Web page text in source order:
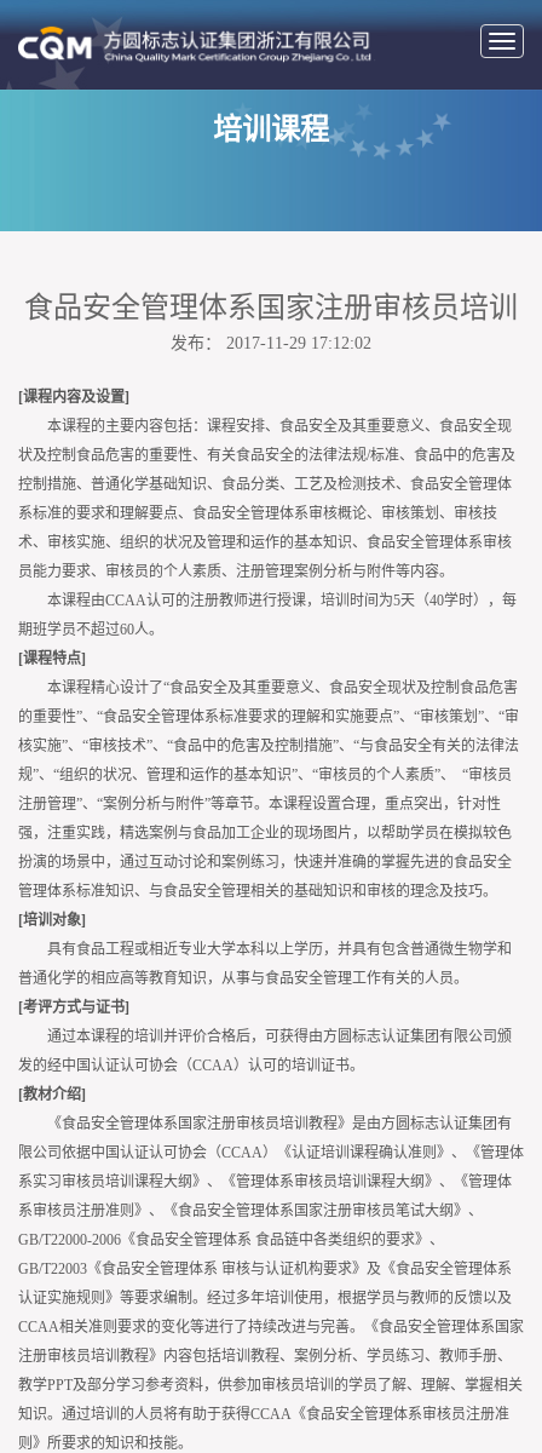
切
培训课程
食品安全管理体系国家注册审核员培训
发布： 2017-11-29 17:12:02
[课程内容及设置]
本课程的主要内容包括：课程安排、食品安全及其重要意义、食品安全现
状及控制食品危害的重要性、有关食品安全的法律法规/标准、食品中的危害及
控制措施、普通化学基础知识、食品分类、工艺及检测技术、食品安全管理体
系标准的要求和理解要点、食品安全管理体系审核概论、审核策划、审核技
术、审核实施、组织的状况及管理和运作的基本知识、食品安全管理体系审核
员能力要求、审核员的个人素质、注册管理案例分析与附件等内容。
本课程由CCAA认可的注册教师进行授课，培训时间为5天（40学时），每
期班学员不超过60人。
[课程特点]
本课程精心设计了“食品安全及其重要意义、食品安全现状及控制食品危害
的重要性”、“食品安全管理体系标准要求的理解和实施要点”、“审核策划”、“审
核实施”、“审核技术”、“食品中的危害及控制措施”、“与食品安全有关的法律法
规”、“组织的状况、管理和运作的基本知识”、“审核员的个人素质”、 “审核员
注册管理”、“案例分析与附件”等章节。本课程设置合理，重点突出，针对性
强，注重实践，精选案例与食品加工企业的现场图片，以帮助学员在模拟较色
扮演的场景中，通过互动讨论和案例练习，快速并准确的掌握先进的食品安全
管理体系标准知识、与食品安全管理相关的基础知识和审核的理念及技巧。
[培训对象]
具有食品工程或相近专业大学本科以上学历，并具有包含普通微生物学和
普通化学的相应高等教育知识，从事与食品安全管理工作有关的人员。
[考评方式与证书]
通过本课程的培训并评价合格后，可获得由方圆标志认证集团有限公司颁
发的经中国认证认可协会（CCAA）认可的培训证书。
[教材介绍]
《食品安全管理体系国家注册审核员培训教程》是由方圆标志认证集团有
限公司依据中国认证认可协会（CCAA）《认证培训课程确认准则》、《管理体
系实习审核员培训课程大纲》、《管理体系审核员培训课程大纲》、《管理体
系审核员注册准则》、《食品安全管理体系国家注册审核员笔试大纲》、
GB/T22000-2006《食品安全管理体系 食品链中各类组织的要求》、
GB/T22003《食品安全管理体系 审核与认证机构要求》及《食品安全管理体系
认证实施规则》等要求编制。经过多年培训使用，根据学员与教师的反馈以及
CCAA相关准则要求的变化等进行了持续改进与完善。《食品安全管理体系国家
注册审核员培训教程》内容包括培训教程、案例分析、学员练习、教师手册、
教学PPT及部分学习参考资料，供参加审核员培训的学员了解、理解、掌握相关
知识。通过培训的人员将有助于获得CCAA《食品安全管理体系审核员注册准
则》所要求的知识和技能。